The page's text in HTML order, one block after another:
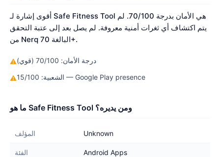
أقوى إشارة لـ Safe Fitness Tool هي الأمان بدرجة 70/100. لم
يتم اكتشاف أي ثغرات أمنية معروفة. لم يصل بعد إلى عتبة التحقق
من Nerq البالغة 70+.
⚠ درجة الأمان: 70/100 (قوي)
⚠ الشعبية: 15/100 — Google Play presence
ما هو Safe Fitness Tool ومن يديره؟
المؤلف Unknown
الفئة Android Apps